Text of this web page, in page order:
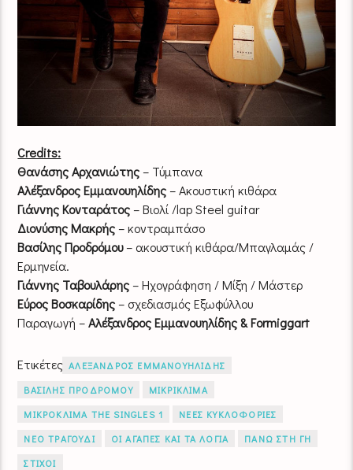
Credits:
Θανάσης Αρχανιώτης – Τύμπανα
Αλέξανδρος Εμμανουηλίδης – Ακουστική κιθάρα
Γιάννης Κονταράτος – Βιολί /lap Steel guitar
Διονύσης Μακρής – κοντραμπάσο
Βασίλης Προδρόμου– ακουστική κιθάρα/Μπαγλαμάς /
Ερμηνεία.
Γιάννης Ταβουλάρης – Ηχογράφηση / Μίξη / Μάστερ
Εύρος Βοσκαρίδης – σχεδιασμός Εξωφύλλου
Παραγωγή –Αλέξανδρος Εμμανουηλίδης & Formiggart
Ετικέτες ΑΛΕΞΑΝΔΡΟΣ ΕΜΜΑΝΟΥΗΛΙΔΗΣ
ΒΑΣΙΛΗΣ ΠΡΟΔΡΟΜΟΥ
ΜΙΚΡΙΚΛΙΜΑ
ΜΙΚΡΟΚΛΙΜΑ THE SINGLES 1
ΝΕΕΣ ΚΥΚΛΟΦΟΡΙΕΣ
ΝΕΟ ΤΡΑΓΟΥΔΙ
ΟΙ ΑΓΑΠΕΣ ΚΑΙ ΤΑ ΛΟΓΙΑ
ΠΑΝΩ ΣΤΗ ΓΗ
ΣΤΙΧΟΙ